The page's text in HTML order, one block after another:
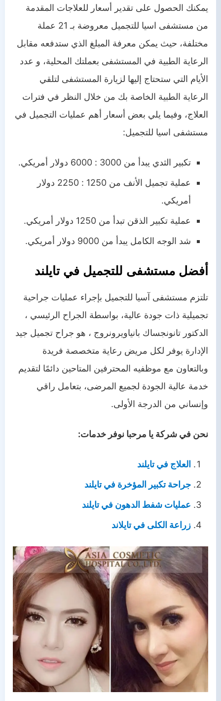
يمكنك الحصول على تقدير أسعار للعلاجات المقدمة
من مستشفى اسيا للتجميل معروضة بـ 21 عملة
مختلفة، حيث يمكن معرفة المبلغ الذي ستدفعه مقابل
الرعاية الطبية في المستشفى بعملتك المحلية، و عدد
الأيام التي ستحتاج إليها لزيارة المستشفى لتلقي
الرعاية الطبية الخاصة بك من خلال النظر في فترات
العلاج، وفيما يلي بعض أسعار أهم عمليات التجميل في
مستشفى اسيا للتجميل:
تكبير الثدي يبدأ من 3000 : 6000 دولار أمريكي.
عملية تجميل الأنف من 1250 : 2250 دولار
أمريكي.
عملية تكبير الذقن تبدأ من 1250 دولار أمريكي.
شد الوجه الكامل يبدأ من 9000 دولار أمريكي.
أفضل مستشفى للتجميل في تايلند
تلتزم مستشفى آسيا للتجميل بإجراء عمليات جراحية
تجميلية ذات جودة عالية، بواسطة الجراح الرئيسي ،
الدكتور تانونجساك بانياويرونروج ، هو جراح تجميل جيد
الإدارة يوفر لكل مريض رعاية متخصصة فريدة
وبالتعاون مع موظفيه المحترفين المتاحين دائمًا لتقديم
خدمة عالية الجودة لجميع المرضى، بتعامل راقي
وإنساني من الدرجة الأولى.
نحن في شركة يا مرحبا نوفر خدمات:
العلاج في تايلند
جراحة تكبير المؤخرة في تايلند
عمليات شفط الدهون في تايلند
زراعة الكلى في تايلاند